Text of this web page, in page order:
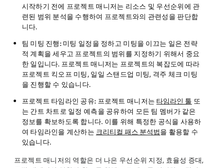
시작하기 전에 프로젝트 매니저는 리소스 및 우선순위에 관
련된 범위 분석을 수행하여 프로젝트와의 관련성을 판단합
니다.
팀 미팅 진행: 미팅 일정을 정하고 미팅을 이끄는 일은 전략
적 계획을 세우고 프로젝트의 범위를 지정하기 위해서 중요
한 일입니다. 프로젝트 매니저는 프로젝트의 복잡도에 따라
프로젝트 킥오프 미팅, 일일 스탠드업 미팅, 격주 체크 미팅
을 진행할 수 있습니다.
프로젝트 타임라인 공유: 프로젝트 매니저는 타임라인 툴 또
는 간트 차트로 일정 예측을 공유하여 모든 팀 멤버가 같은
정보를 확보하도록 합니다. 이를 위해 특정한 공식을 사용하
여 타임라인을 계산하는 크리티컬 패스 분석법을 활용할 수
있습니다.
프로젝트 매니저의 역할은 더 나은 우선순위 지정, 효율성 증대,